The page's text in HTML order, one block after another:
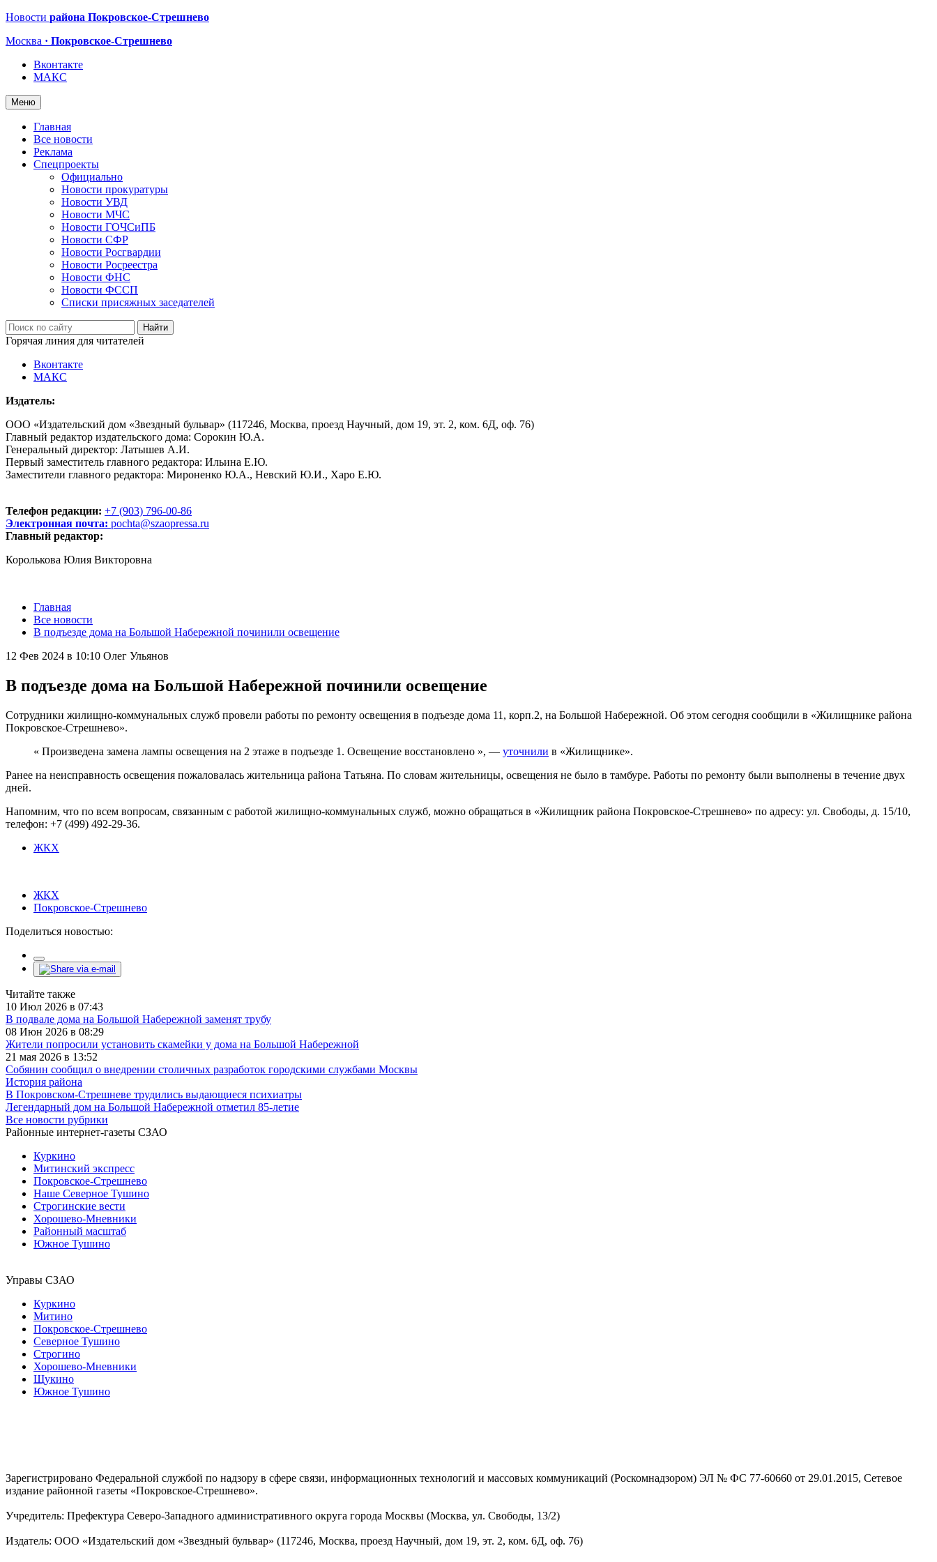
Новости района Покровское-Стрешнево
Москва · Покровское-Стрешнево
Вконтакте
МАКС
Меню
Главная
Все новости
Реклама
Спецпроекты
Официально
Новости прокуратуры
Новости УВД
Новости МЧС
Новости ГОЧСиПБ
Новости СФР
Новости Росгвардии
Новости Росреестра
Новости ФНС
Новости ФССП
Списки присяжных заседателей
Горячая линия для читателей
Вконтакте
МАКС
Издатель:
ООО «Издательский дом «Звездный бульвар» (117246, Москва, проезд Научный, дом 19, эт. 2, ком. 6Д, оф. 76)
Главный редактор издательского дома: Сорокин Ю.А.
Генеральный директор: Латышев А.И.
Первый заместитель главного редактора: Ильина Е.Ю.
Заместители главного редактора: Мироненко Ю.А., Невский Ю.И., Харо Е.Ю.
Телефон редакции: +7 (903) 796-00-86
Электронная почта: pochta@szaopressa.ru
Главный редактор:
Королькова Юлия Викторовна
Главная
Все новости
В подъезде дома на Большой Набережной починили освещение
12 Фев 2024 в 10:10 Олег Ульянов
В подъезде дома на Большой Набережной починили освещение
Сотрудники жилищно-коммунальных служб провели работы по ремонту освещения в подъезде дома 11, корп.2, на Большой Набережной. Об этом сегодня сообщили в «Жилищнике района
Покровское-Стрешнево».
« Произведена замена лампы освещения на 2 этаже в подъезде 1. Освещение восстановлено », — уточнили в «Жилищнике».
Ранее на неисправность освещения пожаловалась жительница района Татьяна. По словам жительницы, освещения не было в тамбуре. Работы по ремонту были выполнены в течение двух
дней.
Напомним, что по всем вопросам, связанным с работой жилищно-коммунальных служб, можно обращаться в «Жилищник района Покровское-Стрешнево» по адресу: ул. Свободы, д. 15/10​,
телефон: +7 (499) 492-29-36.
ЖКХ
ЖКХ
Покровское-Стрешнево
Поделиться новостью:
Читайте также
10 Июл 2026 в 07:43
В подвале дома на Большой Набережной заменят трубу
08 Июн 2026 в 08:29
Жители попросили установить скамейки у дома на Большой Набережной
21 мая 2026 в 13:52
Собянин сообщил о внедрении столичных разработок городскими службами Москвы
История района
В Покровском-Стрешневе трудились выдающиеся психиатры
Легендарный дом на Большой Набережной отметил 85-летие
Все новости рубрики
Районные интернет-газеты СЗАО
Куркино
Митинский экспресс
Покровское-Стрешнево
Наше Северное Тушино
Строгинские вести
Хорошево-Мневники
Районный масштаб
Южное Тушино
Управы СЗАО
Куркино
Митино
Покровское-Стрешнево
Северное Тушино
Строгино
Хорошево-Мневники
Щукино
Южное Тушино
Зарегистрировано Федеральной службой по надзору в сфере связи, информационных технологий и массовых коммуникаций (Роскомнадзором) ЭЛ № ФС 77-60660 от 29.01.2015, Сетевое
издание районной газеты «Покровское-Стрешнево».
Учредитель: Префектура Северо-Западного административного округа города Москвы (Москва, ул. Свободы, 13/2)
Издатель: ООО «Издательский дом «Звездный бульвар» (117246, Москва, проезд Научный, дом 19, эт. 2, ком. 6Д, оф. 76)